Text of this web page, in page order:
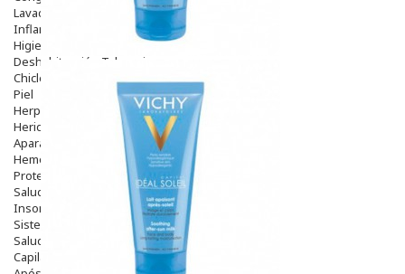
Lavado Ojos
Inflamación Del Oido (otitis)
Higiene Oido
Deshabituación Tabaquismo
Chicles
Piel
Herpes Y Hongos
Heridas Y úlceras
Aparato Genital
Hemorroides
Protectores Y Emolientes
Salud
Insomnio
Sistema Nervioso
Salud Bucodental
Capilar